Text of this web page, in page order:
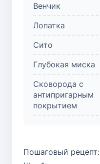
Венчик
Лопатка
Сито
Глубокая миска
Сковорода с
антипригарным
покрытием
Пошаговый рецепт: